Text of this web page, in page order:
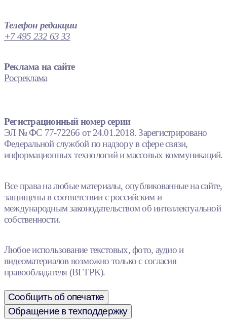
Телефон редакции
+7 495 232 63 33
Реклама на сайте
Росреклама
Регистрационный номер серии
ЭЛ № ФС 77-72266 от 24.01.2018. Зарегистрировано
Федеральной службой по надзору в сфере связи,
информационных технологий и массовых коммуникаций.
Все права на любые материалы, опубликованные на сайте,
защищены в соответствии с российским и
международным законодательством об интеллектуальной
собственности.
Любое использование текстовых, фото, аудио и
видеоматериалов возможно только с согласия
правообладателя (ВГТРК).
Сообщить об опечатке
Обращение в техподдержку